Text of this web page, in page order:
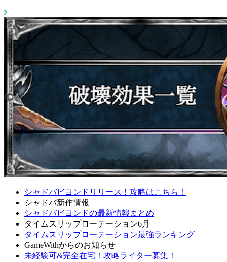
シャドバビヨンドリリース！攻略はこちら！
シャドバ新作情報
シャドバビヨンドの最新情報まとめ
タイムスリップローテーション6月
タイムスリップローテーション最強ランキング
GameWithからのお知らせ
未経験可&完全在宅！攻略ライター募集！